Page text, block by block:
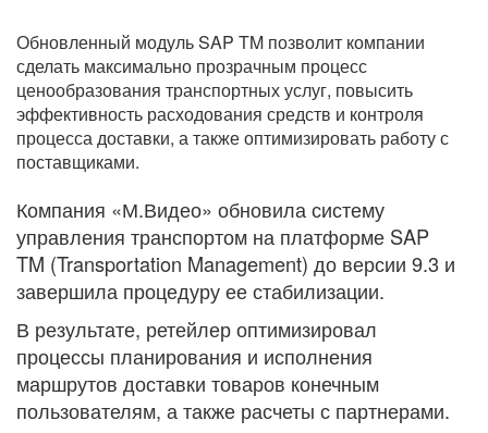
Обновленный модуль SAP TM позволит компании
сделать максимально прозрачным процесс
ценообразования транспортных услуг, повысить
эффективность расходования средств и контроля
процесса доставки, а также оптимизировать работу с
поставщиками.
Компания «М.Видео» обновила систему
управления транспортом на платформе SAP
TM (Transportation Management) до версии 9.3 и
завершила процедуру ее стабилизации.
В результате, ретейлер оптимизировал
процессы планирования и исполнения
маршрутов доставки товаров конечным
пользователям, а также расчеты с партнерами.